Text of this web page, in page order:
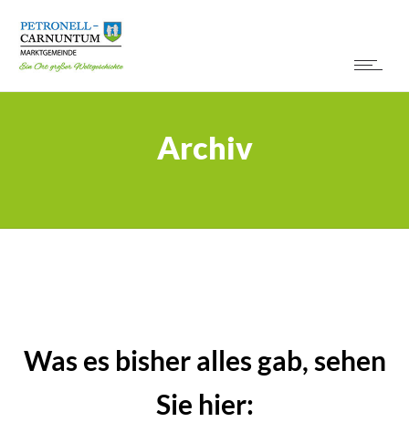
Archiv
Was es bisher alles gab, sehen
Sie hier: